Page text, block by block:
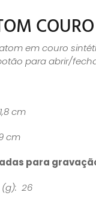
em couro
para abrir/
cm
cm
para
(g): 26